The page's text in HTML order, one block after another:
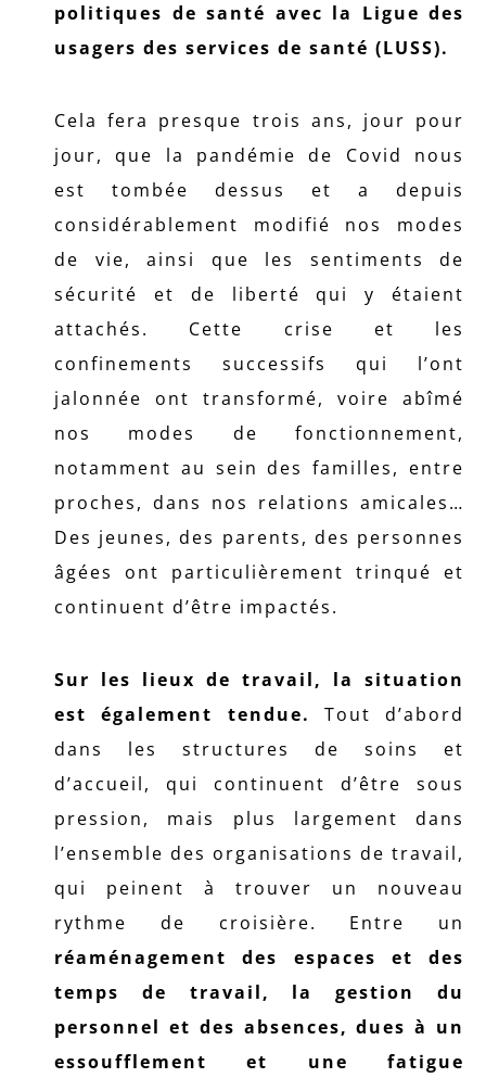
politiques de santé avec la Ligue des
usagers des services de santé (LUSS).
Cela fera presque trois ans, jour pour
jour, que la pandémie de Covid nous
est tombée dessus et a depuis
considérablement modifié nos modes
de vie, ainsi que les sentiments de
sécurité et de liberté qui y étaient
attachés. Cette crise et les
confinements successifs qui l’ont
jalonnée ont transformé, voire abîmé
nos modes de fonctionnement,
notamment au sein des familles, entre
proches, dans nos relations amicales…
Des jeunes, des parents, des personnes
âgées ont particulièrement trinqué et
continuent d’être impactés.
Sur les lieux de travail, la situation
est également tendue.
Tout d’abord
dans les structures de soins et
d’accueil, qui continuent d’être sous
pression, mais plus largement dans
l’ensemble des organisations de travail,
qui peinent à trouver un nouveau
rythme de croisière. Entre un
réaménagement des espaces et des
temps de travail, la gestion du
personnel et des absences, dues à un
essoufflement et une fatigue